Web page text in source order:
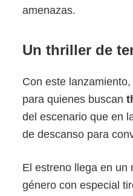
amenazas.
Un thriller de
Con este
para quienes buscan
del escenario que en
de descanso para
El estreno llega en un
género con especial